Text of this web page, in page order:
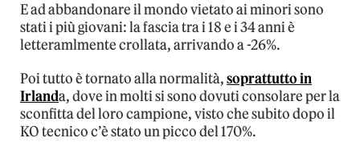
E ad abbandonare il mondo vietato ai minori sono
stati i più giovani: la fascia tra i 18 e i 34 anni è
letteramlmente crollata, arrivando a -26%.
Poi tutto è tornato alla normalità,soprattutto in
Irlanda, dove in molti si sono dovuti consolare per la
sconfitta del loro campione, visto che subito dopo il
KO tecnico c’è stato un picco del 170%.